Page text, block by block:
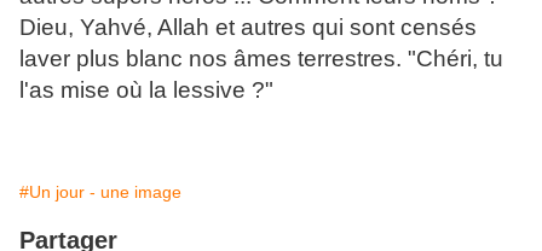
Dieu, Yahvé, Allah et autres qui sont censés
laver plus blanc nos âmes terrestres. "Chéri, tu
l'as mise où la lessive ?"
#Un jour - une image
Partager